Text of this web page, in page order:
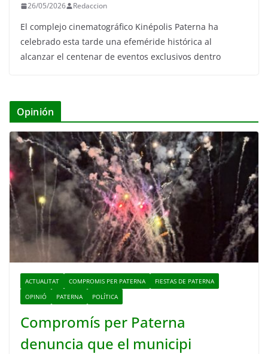
26/05/2026 Redaccion
El complejo cinematográfico Kinépolis Paterna ha
celebrado esta tarde una efeméride histórica al
alcanzar el centenar de eventos exclusivos dentro
Opinión
ACTUALITAT COMPROMIS PER PATERNA
FIESTAS DE PATERNA
OPINIÓ
PATERNA POLÍTICA
Compromís per Paterna
denuncia que el municipi